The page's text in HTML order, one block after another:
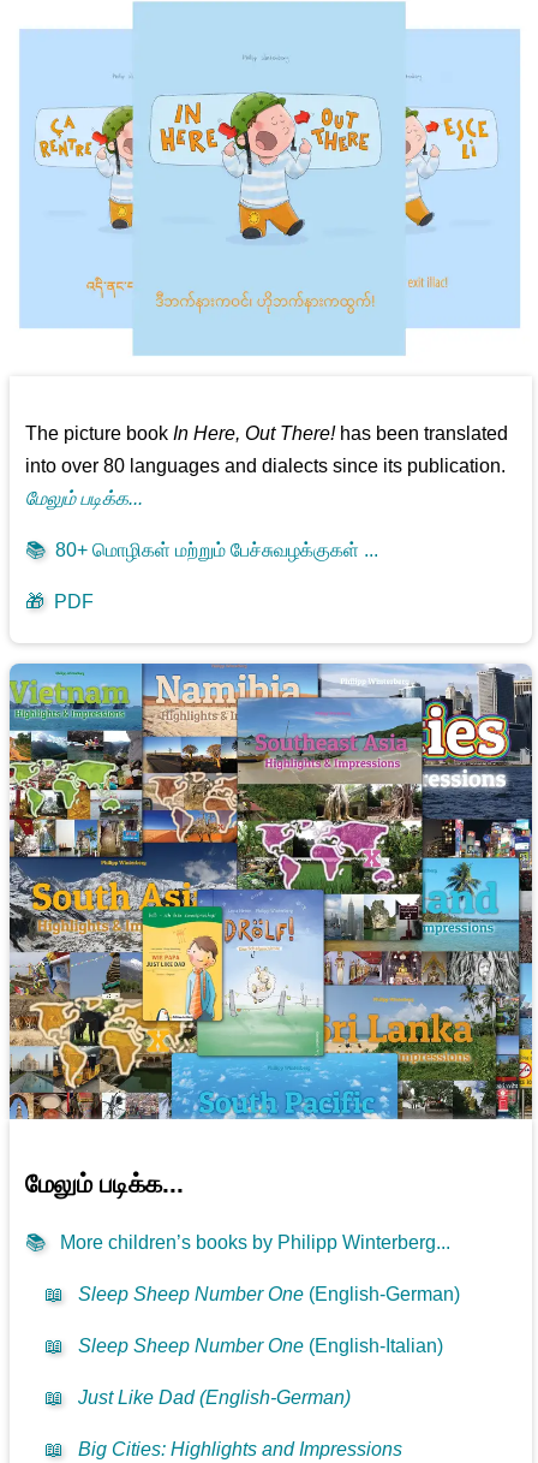
The picture bookIn Here, Out There!has been translated
into over 80 languages and dialects since its publication.
மேலும் படிக்க...
📚 80+ மொழிகள் மற்றும் பேச்சுவழக்குகள் ...
🎁 PDF
மேலும் படிக்க...
📚 More children’s books by Philipp Winterberg...
📖 Sleep Sheep Number One (English-German)
📖 Sleep Sheep Number One (English-Italian)
📖 Just Like Dad (English-German)
📖 Big Cities: Highlights and Impressions